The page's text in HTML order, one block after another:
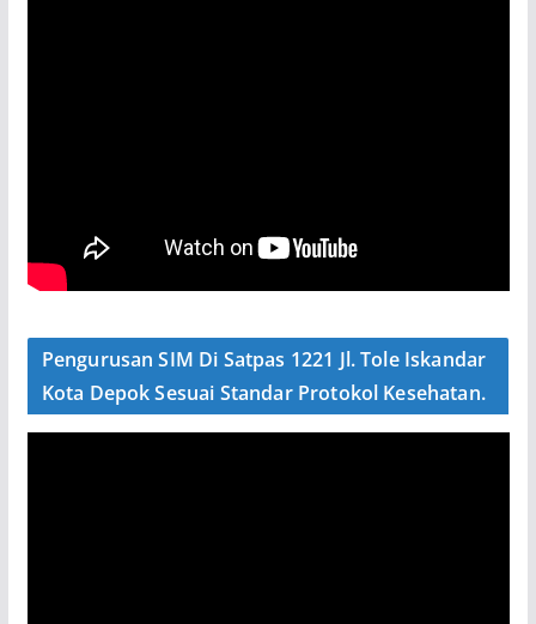
Pengurusan SIM Di Satpas 1221 Jl. Tole Iskandar
Kota Depok Sesuai Standar Protokol Kesehatan.